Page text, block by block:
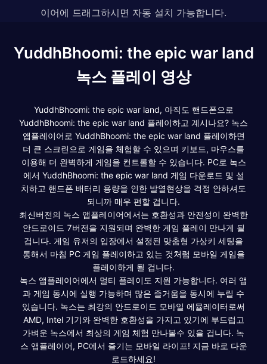
이어에 드래그하시면 자동 설치 가능합니다.
YuddhBhoomi: the epic war land
녹스 플레이 영상
YuddhBhoomi: the epic war land, 아직도 핸드폰으로
YuddhBhoomi: the epic war land 플레이하고 계시나요? 녹스
앱플레이어로 YuddhBhoomi: the epic war land 플레이하면
더 큰 스크린으로 게임을 체험할 수 있으며 키보드, 마우스를
이용해 더 완벽하게 게임을 컨트롤할 수 있습니다. PC로 녹스
에서 YuddhBhoomi: the epic war land 게임 다운로드 및 설
치하고 핸드폰 배터리 용량을 인한 발열현상을 걱정 안하셔도
되니까 매우 편할 겁니다.
최신버전의 녹스 앱플레이어에서는 호환성과 안전성이 완벽한
안드로이드 7버전을 지원되며 완벽한 게임 플레이 만나게 될
겁니다. 게임 유저의 입장에서 설정된 맞춤형 가상키 세팅을
통해서 마침 PC 게임 플레이하고 있는 것처럼 모바일 게임을
플레이하게 될 겁니다.
녹스 앱플레이어에서 멀티 플레이도 지원 가능합니다. 여러 앱
과 게임 동시에 실행 가능하며 많은 즐거움을 동시에 누릴 수
있습니다. 녹스는 최강의 안드로이드 모바일 에뮬레이터로써
AMD, Intel 기기와 완벽한 호환성을 가지고 있기에 부드럽고
가벼운 녹스에서 최상의 게임 체험 만나볼수 있을 겁니다. 녹
스 앱플레이어, PC에서 즐기는 모바일 라이프! 지금 바로 다운
로드하세요!